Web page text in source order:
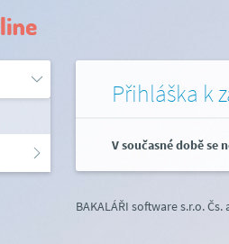
Přihláška k
V současné době se
BAKALÁŘI software s.r.o.Čs.